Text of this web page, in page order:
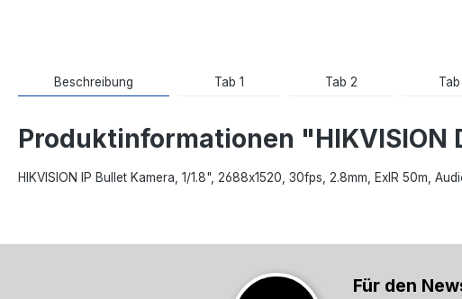
Beschreibung Tab 1 Tab 2
Produktinformationen "HIKVISION
HIKVISION IP Bullet Kamera, 1/1.8", 2688x1520, 30fps, 2.8mm, ExIR 50m,
Für den